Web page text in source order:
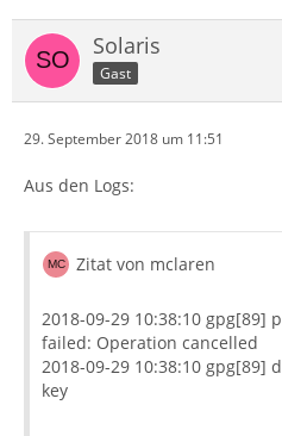
Solaris
Gast
29. September 2018 um 11:51
Aus den Logs:
Zitat von mclaren
2018-09-29 10:38:10 gpg[89]
failed: Operation cancelled
2018-09-29 10:38:10 gpg[89]
key